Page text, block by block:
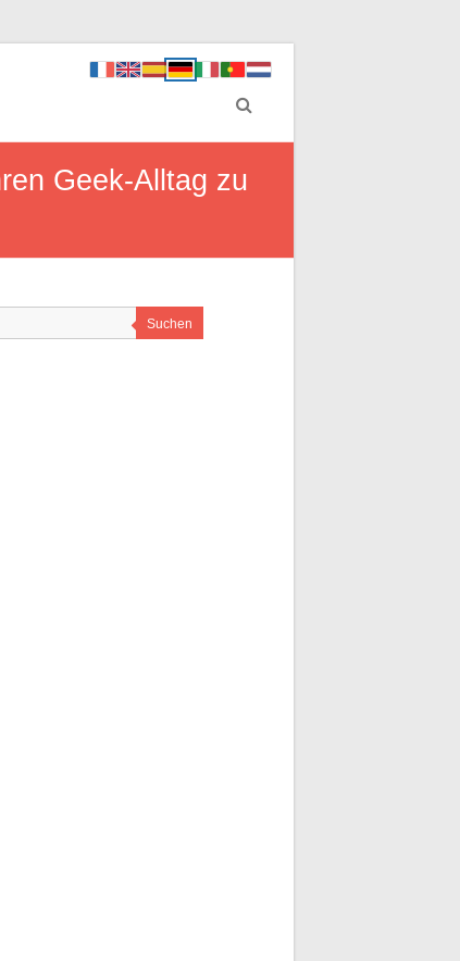
Geek-Alltag zu
Suchen